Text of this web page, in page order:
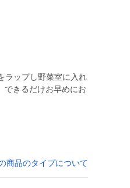
ラップし野菜室に入れ
できるだけお早めにお
商品のタイプについて